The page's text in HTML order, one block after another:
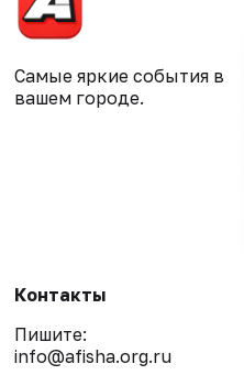
Самые яркие события в
вашем городе.
Контакты
Пишите:
info@afisha.org.ru